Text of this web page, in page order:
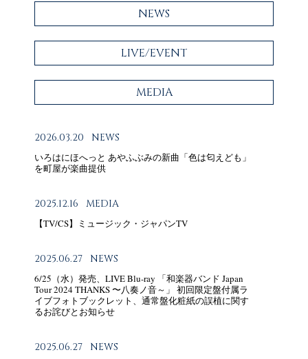
NEWS
LIVE/EVENT
MEDIA
2026.03.20 NEWS
いろはにほへっと あやふぶみの新曲「色は匂えども」
を町屋が楽曲提供
2025.12.16 MEDIA
【TV/CS】ミュージック・ジャパンTV
2025.06.27 NEWS
6/25（水）発売、LIVE Blu-ray 「和楽器バンド Japan
Tour 2024 THANKS 〜八奏ノ音～」 初回限定盤付属ラ
イブフォトブックレット、通常盤化粧紙の誤植に関す
るお詫びとお知らせ
2025.06.27 NEWS